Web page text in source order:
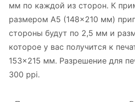
мм по каждой из сторон. К
размером А5 (148×210 мм)
стороны будут по 2,5 мм и
которое у вас получится к
153×215 мм. Разрешение для
300 ppi.